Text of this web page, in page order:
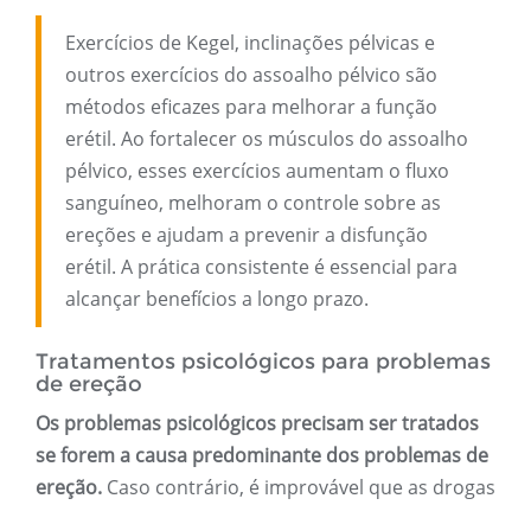
Exercícios de Kegel, inclinações pélvicas e
outros exercícios do assoalho pélvico são
métodos eficazes para melhorar a função
erétil. Ao fortalecer os músculos do assoalho
pélvico, esses exercícios aumentam o fluxo
sanguíneo, melhoram o controle sobre as
ereções e ajudam a prevenir a disfunção
erétil. A prática consistente é essencial para
alcançar benefícios a longo prazo.
Tratamentos psicológicos para problemas
de ereção
Os problemas psicológicos precisam ser tratados
se forem a causa predominante dos problemas de
ereção. Caso contrário, é improvável que as drogas